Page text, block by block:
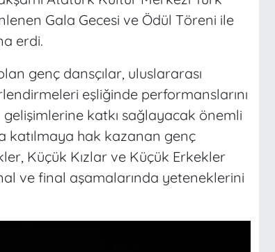
Gala Gecesi ve Ödül Töreni ile
erdi.
genç dansçılar, uluslararası
eşliğinde performanslarını
katkı sağlayacak önemli
katılmaya hak kazanan genç
Küçük Kızlar ve Küçük Erkekler
ve final aşamalarında yeteneklerini